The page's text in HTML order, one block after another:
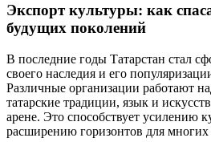
Экспорт культуры: как
будущих поколений
В последние годы Татарстан стал
своего наследия и его
Различные организации работают
татарские традиции, язык и
арене. Это способствует усилению
расширению горизонтов для